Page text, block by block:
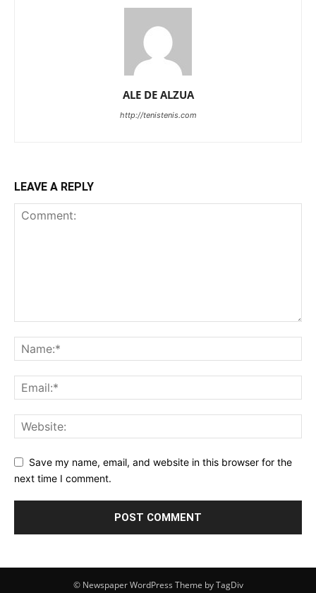
ALE DE ALZUA
http://tenistenis.com
LEAVE A REPLY
Save my name, email, and website in this browser for the
next time I comment.
© Newspaper WordPress Theme by TagDiv